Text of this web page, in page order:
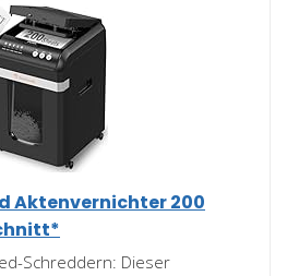
Aktenvernichter 200
Schreddern: Dieser